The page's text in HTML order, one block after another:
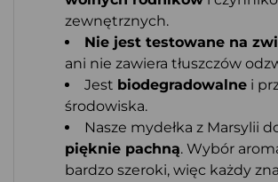
zewnętrznych.
Nie jest testowane na
ani nie zawiera tłuszczów
Jest biodegradowalne i
środowiska.
Nasze mydełka z Marsylii
pięknie pachną. Wybór
bardzo szeroki, więc każdy